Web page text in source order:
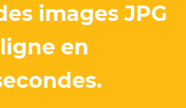
images JPG
en